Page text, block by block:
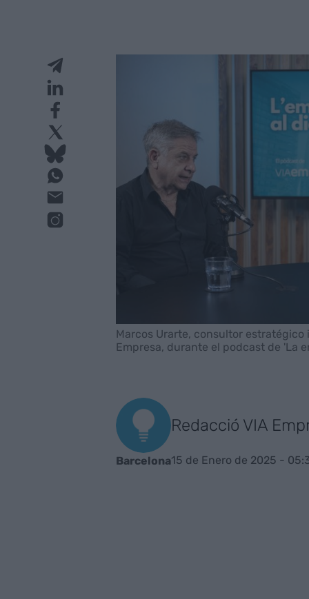
Marcos Urarte, consultor
Empresa, durante el podcast de 'La
Redacció VIA
Barcelona15 de Enero de 2025 -